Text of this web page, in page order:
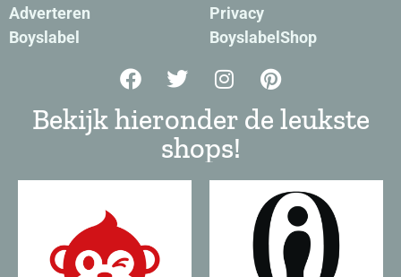
Adverteren
Boyslabel
Privacy
BoyslabelShop
Bekijk hieronder de leukste
shops!